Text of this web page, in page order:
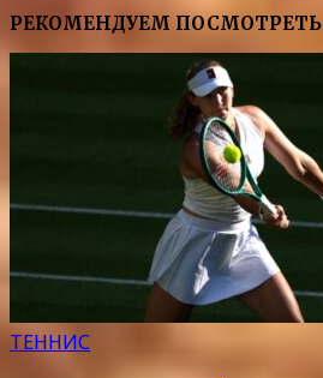
РЕКОМЕНДУЕМ ПОСМОТРЕТЬ
ТЕННИС